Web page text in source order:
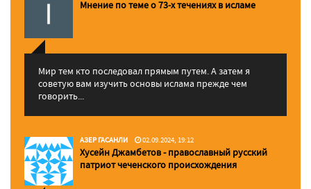
Мнение по теме о 73-х течениях в исламе
Мир тем кто последовал прямым путем. А затем я
советую вам изучить основы ислама прежде чем
говорить...
АЗЕР ГАСАНЛИ 02.09.2024, 19:12
Хусейн Джамбетов - православный русский
патриот чеченского происхождения